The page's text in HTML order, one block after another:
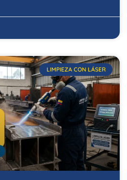
LIMPIEZA CON LÁSER